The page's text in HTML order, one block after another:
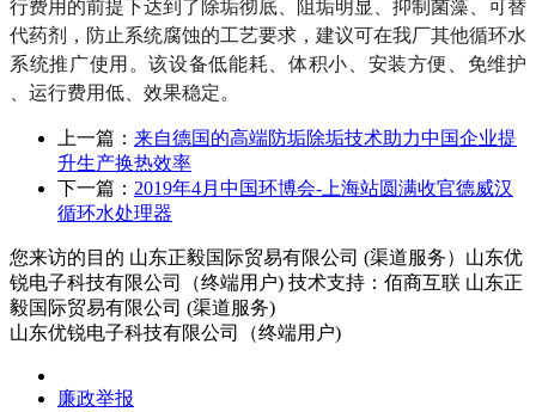
行费用的前提下达到了除垢彻底、阻垢明显、抑制菌藻、可替
代药剂，防止系统腐蚀的工艺要求，建议可在我厂其他循环水
系统推广使用。该设备低能耗、体积小、安装方便、免维护
、运行费用低、效果稳定。
上一篇： 来自德国的高端防垢除垢技术助力中国企业提
升生产换热效率
下一篇： 2019年4月中国环博会-上海站圆满收官德威汉
循环水处理器
您来访的目的 山东正毅国际贸易有限公司 (渠道服务）山东优
锐电子科技有限公司（终端用户) 技术支持：佰商互联 山东正
毅国际贸易有限公司 (渠道服务)
山东优锐电子科技有限公司（终端用户)
廉政举报